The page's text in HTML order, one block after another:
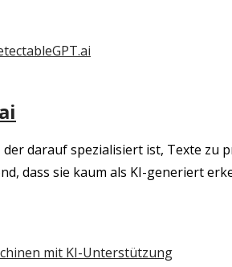
darauf spezialisiert ist, Texte zu
dass sie kaum als KI-generiert